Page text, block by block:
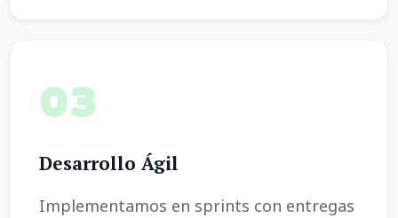
03
Desarrollo Ágil
Implementamos en sprints con entregas